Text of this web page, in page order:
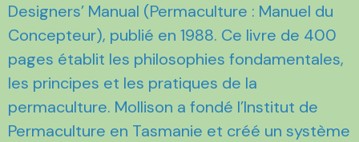
Designers’ Manual (Permaculture : Manuel du
Concepteur), publié en 1988. Ce livre de 400
pages établit les philosophies fondamentales,
les principes et les pratiques de la
permaculture. Mollison a fondé l’Institut de
Permaculture en Tasmanie et créé un système